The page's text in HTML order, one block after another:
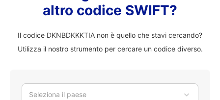
altro codice SWIFT?
Il codice DKNBDKKKTIA non è quello che stavi cercando?
Utilizza il nostro strumento per cercare un codice diverso.
Seleziona il paese